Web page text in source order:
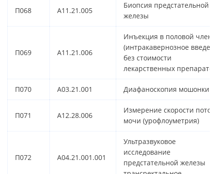
П068 A11.21.005
Биопсия предстательной
железы
П069 A11.21.006
Инъекция в половой член
(интракавернозное
без стоимости
лекарственных
П070 A03.21.001 Диафаноскопия мошонки
П071 A12.28.006
Измерение скорости
мочи (урофлоуметрия)
П072 A04.21.001.001
Ультразвуковое
исследование
предстательной железы